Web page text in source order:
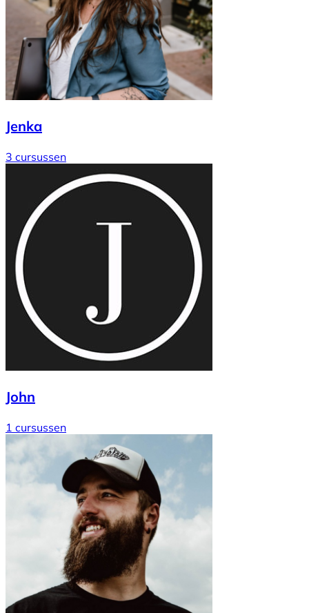
Jenka
3 cursussen
John
1 cursussen